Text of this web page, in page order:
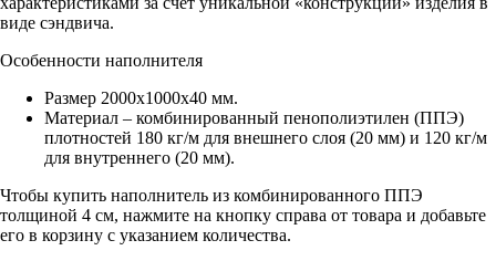
виде сэндвича.
Особенности наполнителя
Размер 2000х1000х40 мм.
Материал – комбинированный пенополиэтилен (ППЭ)
плотностей 180 кг/м для внешнего слоя (20 мм) и 120 кг/м
для внутреннего (20 мм).
Чтобы купить наполнитель из комбинированного ППЭ
толщиной 4 см, нажмите на кнопку справа от товара и добавьте
его в корзину с указанием количества.